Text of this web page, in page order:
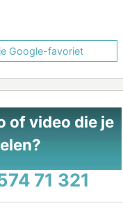
je Google-favoriet
of video die je
71 321